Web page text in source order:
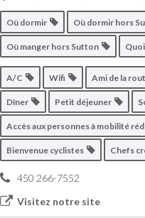
Où dormir Où dormir hors
Où manger hors Sutton
A/C Wifi Ami de la
Dîner Petit déjeuner
Accès aux personnes à mobilité
Bienvenue cyclistes Chefs
450 266-7552
Visitez notre site